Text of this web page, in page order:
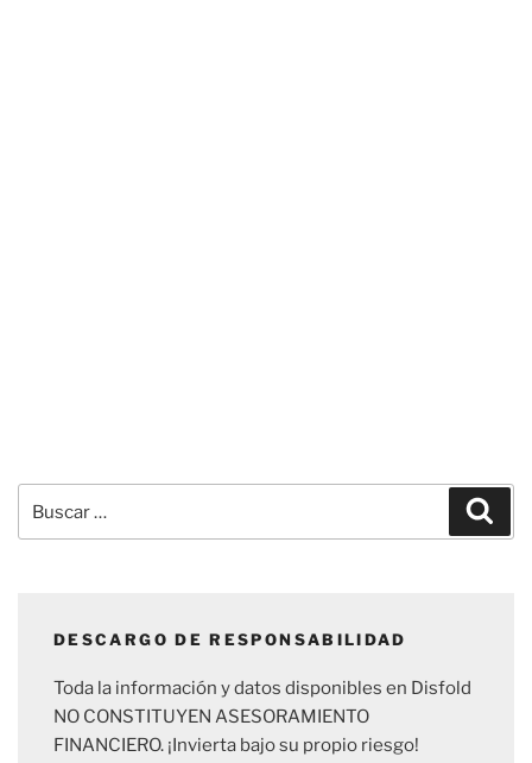
por:
DESCARGO DE RESPONSABILIDAD
Toda la información y datos disponibles en Disfold
NO CONSTITUYEN ASESORAMIENTO
FINANCIERO. ¡Invierta bajo su propio riesgo!